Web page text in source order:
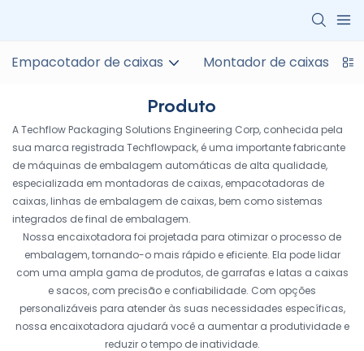
Empacotador de caixas Montador de caixas
Produto
A Techflow Packaging Solutions Engineering Corp, conhecida pela
sua marca registrada Techflowpack, é uma importante fabricante
de máquinas de embalagem automáticas de alta qualidade,
especializada em montadoras de caixas, empacotadoras de
caixas, linhas de embalagem de caixas, bem como sistemas
integrados de final de embalagem.
Nossa encaixotadora foi projetada para otimizar o processo de
embalagem, tornando-o mais rápido e eficiente. Ela pode lidar
com uma ampla gama de produtos, de garrafas e latas a caixas
e sacos, com precisão e confiabilidade. Com opções
personalizáveis ​​para atender às suas necessidades específicas,
nossa encaixotadora ajudará você a aumentar a produtividade e
reduzir o tempo de inatividade.